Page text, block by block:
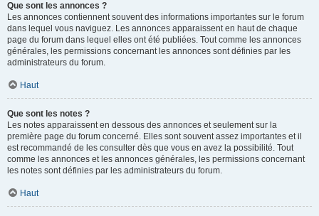
Que sont les annonces ?
Les annonces contiennent souvent des informations importantes sur le forum
dans lequel vous naviguez. Les annonces apparaissent en haut de chaque
page du forum dans lequel elles ont été publiées. Tout comme les annonces
générales, les permissions concernant les annonces sont définies par les
administrateurs du forum.
Haut
Que sont les notes ?
Les notes apparaissent en dessous des annonces et seulement sur la
première page du forum concerné. Elles sont souvent assez importantes et il
est recommandé de les consulter dès que vous en avez la possibilité. Tout
comme les annonces et les annonces générales, les permissions concernant
les notes sont définies par les administrateurs du forum.
Haut